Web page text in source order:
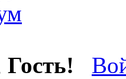
Гость!